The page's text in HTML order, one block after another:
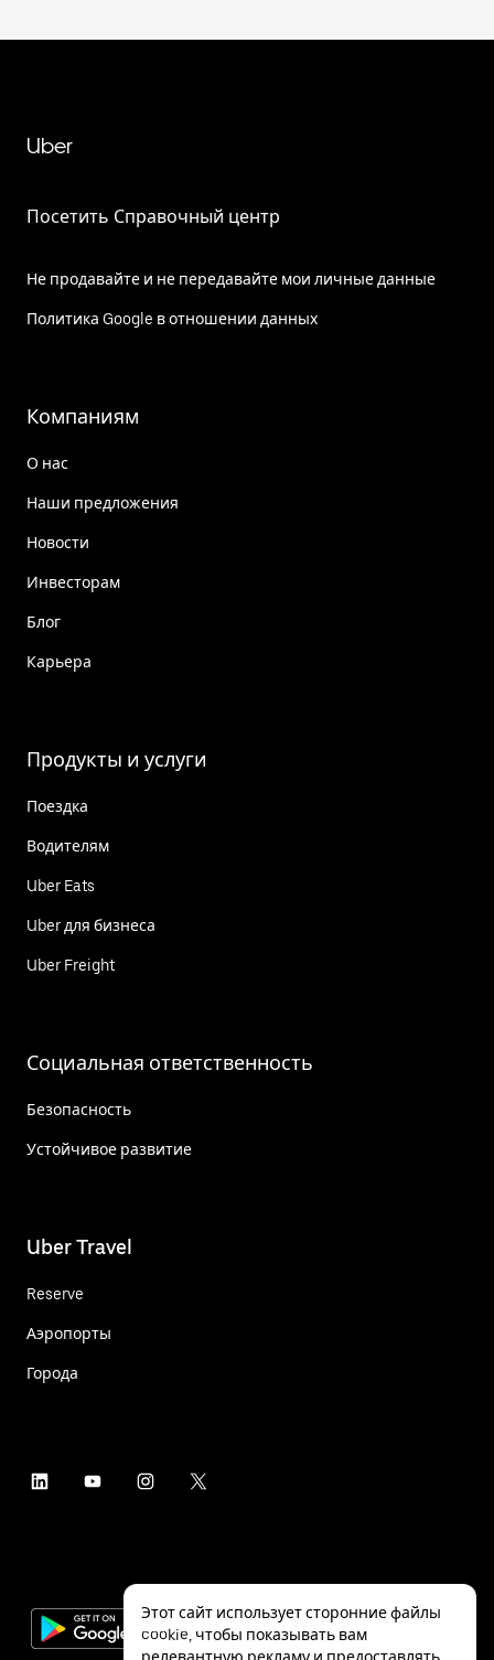
Uber
Посетить Справочный центр
Не продавайте и не передавайте мои личные данные
Политика Google в отношении данных
Компаниям
О нас
Наши предложения
Новости
Инвесторам
Блог
Карьера
Продукты и услуги
Поездка
Водителям
Uber Eats
Uber для бизнеса
Uber Freight
Социальная ответственность
Безопасность
Устойчивое развитие
Uber Travel
Reserve
Аэропорты
Города
Этот сайт использует сторонние файлы
cookie, чтобы показывать вам